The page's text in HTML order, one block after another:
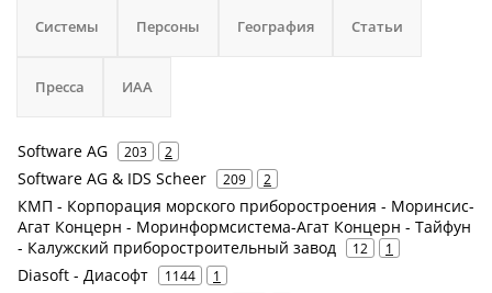
Системы Персоны География Статьи
Пресса ИАА
Software AG 203 2
Software AG & IDS Scheer 209 2
КМП - Корпорация морского приборостроения - Моринсис-
Агат Концерн - Моринформсистема-Агат Концерн - Тайфун
- Калужский приборостроительный завод
12 1
Diasoft - Диасофт 1144 1